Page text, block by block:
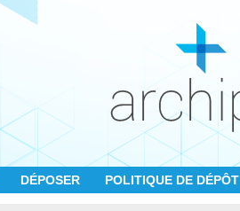
DÉPOSER POLITIQUE DE DÉPÔT